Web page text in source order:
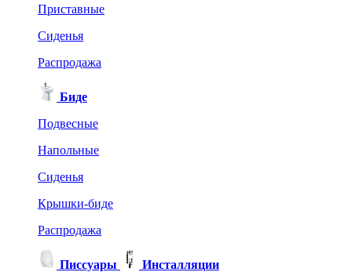
Приставные
Сиденья
Распродажа
Биде
Подвесные
Напольные
Сиденья
Крышки-биде
Распродажа
Писсуары
Инсталляции